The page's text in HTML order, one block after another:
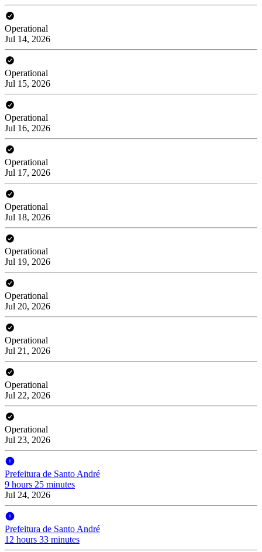
Operational
Jul 14, 2026
Operational
Jul 15, 2026
Operational
Jul 16, 2026
Operational
Jul 17, 2026
Operational
Jul 18, 2026
Operational
Jul 19, 2026
Operational
Jul 20, 2026
Operational
Jul 21, 2026
Operational
Jul 22, 2026
Operational
Jul 23, 2026
Prefeitura de Santo André
9 hours 25 minutes
Jul 24, 2026
Prefeitura de Santo André
12 hours 33 minutes